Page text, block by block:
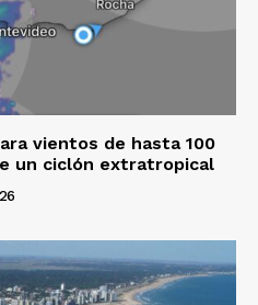
vientos de hasta 100
un ciclón extratropical